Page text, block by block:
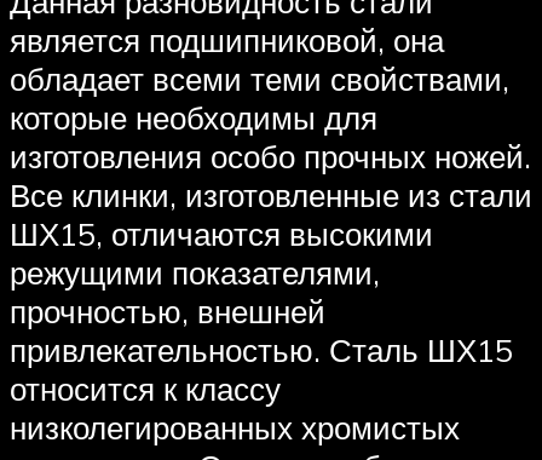
является подшипниковой, она
обладает всеми теми свойствами,
которые необходимы для
изготовления особо прочных ножей.
Все клинки, изготовленные из стали
ШХ15, отличаются высокими
режущими показателями,
прочностью, внешней
привлекательностью. Сталь ШХ15
относится к классу
низколегированных хромистых